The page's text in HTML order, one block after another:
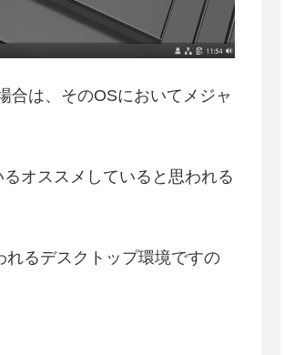
合は、そのOSにおいてメジャ
オススメしていると思われる
れるデスクトップ環境ですの